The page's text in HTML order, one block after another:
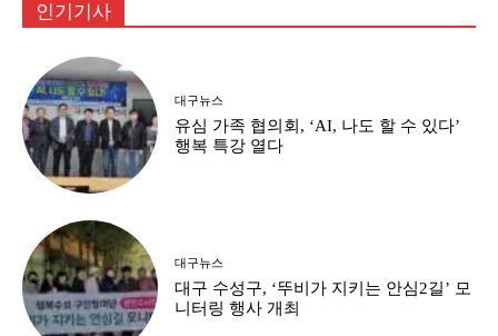
인기기사
대구뉴스
유심 가족 협의회, ‘AI, 나도 할 수 있다’
행복 특강 열다
대구뉴스
대구 수성구, ‘뚜비가 지키는 안심2길’ 모
니터링 행사 개최